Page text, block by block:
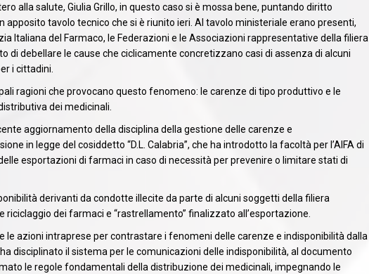
alla salute, Giulia Grillo, in questo caso si è mossa bene, puntando diritto
apposito tavolo tecnico che si è riunito ieri. Al tavolo ministeriale erano presenti,
Italiana del Farmaco, le Federazioni e le Associazioni rappresentative della filiera
debellare le cause che ciclicamente concretizzano casi di assenza di alcuni
i cittadini.
ragioni che provocano questo fenomeno: le carenze di tipo produttivo e le
dei medicinali.
aggiornamento della disciplina della gestione delle carenze e
in legge del cosiddetto “D.L. Calabria”, che ha introdotto la facoltà per l’AIFA di
esportazioni di farmaci in caso di necessità per prevenire o limitare stati di
derivanti da condotte illecite da parte di alcuni soggetti della filiera
dei farmaci e “rastrellamento” finalizzato all’esportazione.
le azioni intraprese per contrastare i fenomeni delle carenze e indisponibilità dalla
disciplinato il sistema per le comunicazioni delle indisponibilità, al documento
le regole fondamentali della distribuzione dei medicinali, impegnando le